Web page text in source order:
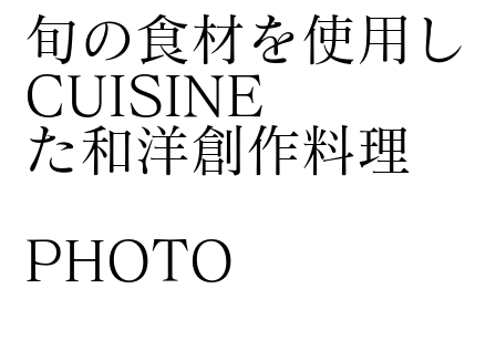
CUISINE
​旬の食材を使用し
た和洋創作料理
​PHOTO